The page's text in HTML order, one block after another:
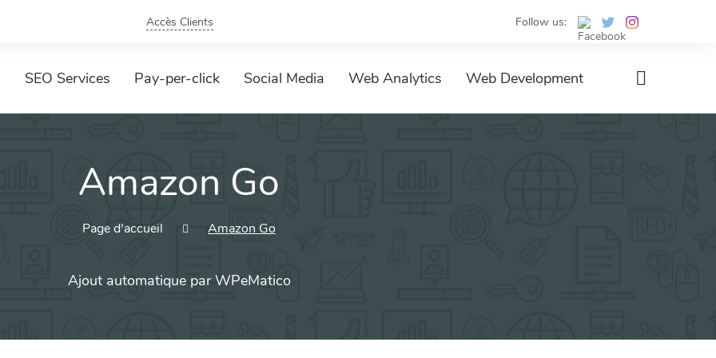
Accès Clients Follow us:
SEO Services Pay-per-click Social Media Web Analytics Web Development
Amazon Go
Page d'accueil Amazon Go
Ajout automatique par WPeMatico